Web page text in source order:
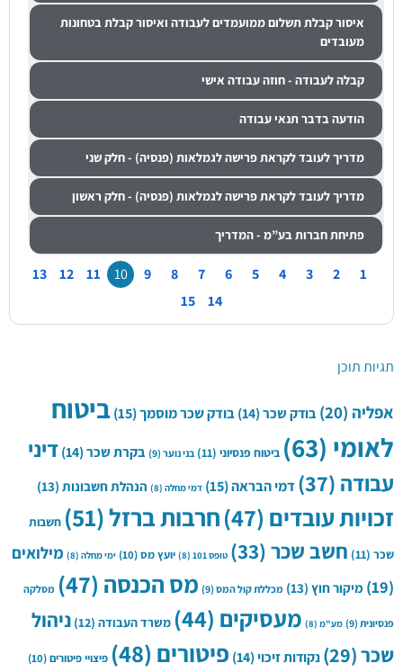
איסור קבלת תשלום ממועמדים לעבודה ואיסור קבלת בטחונות
מעובדים
קבלה לעבודה - חוזה עבודה אישי
הודעה בדבר תנאי עבודה
מדריך לעובד לקראת פרישה לגמלאות (פנסיה) - חלק שני
מדריך לעובד לקראת פרישה לגמלאות (פנסיה) - חלק ראשון
פתיחת חברות בע”מ - המדריך
10
11
12
13
14
15
תגיות תוכן
אפליה(20) בודק שכר(14) בודק שכר מוסמך(15)
ביטוח
לאומי(63) ביטוח פנסיוני(11) בני נוער(9) בקרת שכר(14)
דיני
עבודה(37) דמי הבראה(15) דמי מחלה(8) הנהלת חשבונות(13)
זכויות עובדים(47) חרבות ברזל(51)
חשבות
שכר(11) חשב שכר(33) טופס 101 (8) יועץ מס(10) ימי מחלה(8)
מילואים
מיקור חוץ(13) מכללת קול המס(9) מס הכנסה(47) מסלקה
פנסיונית(9) מע"מ(8) מעסיקים(44) משרד העבודה(12)
ניהול
שכר(29) נקודות זיכוי(14) פיטורים(48) פיצויי פיטורים(10)